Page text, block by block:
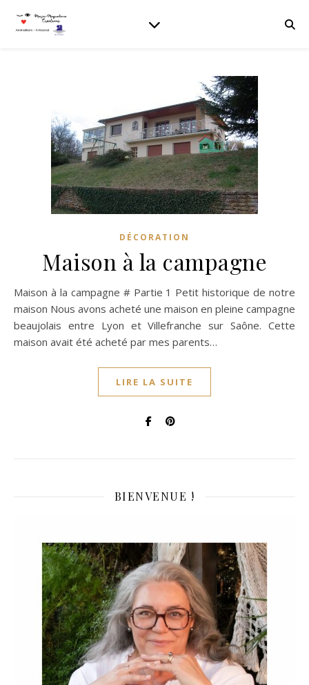
DÉCORATION
Maison à la campagne
Maison à la campagne # Partie 1 Petit historique de notre
maison Nous avons acheté une maison en pleine campagne
beaujolais entre Lyon et Villefranche sur Saône. Cette
maison avait été acheté par mes parents…
LIRE LA SUITE
BIENVENUE !